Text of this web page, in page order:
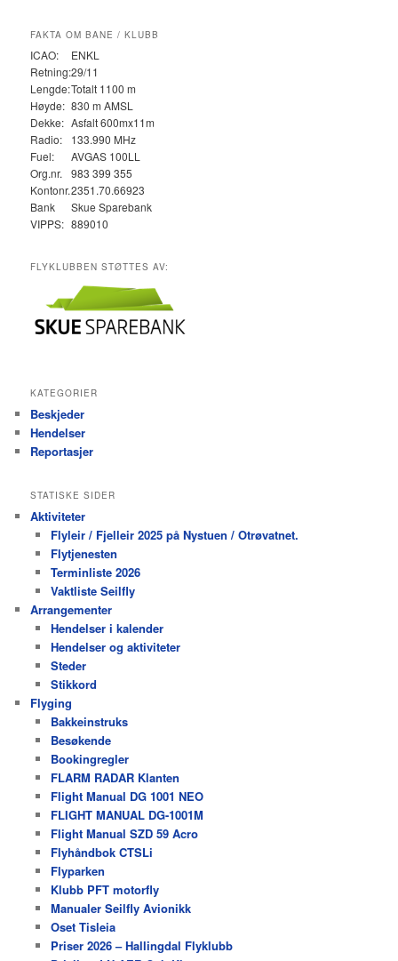
FAKTA OM BANE / KLUBB
ICAO:
ENKL
Retning:29/11
Lengde:Totalt 1100 m
Høyde: 830 m AMSL
Dekke: Asfalt 600mx11m
Radio:
133.990 MHz
Fuel:
AVGAS 100LL
Org.nr.
983 399 355
Kontonr.2351.70.66923
Bank
Skue Sparebank
VIPPS: 889010
FLYKLUBBEN STØTTES AV:
KATEGORIER
Beskjeder
Hendelser
Reportasjer
STATISKE SIDER
Aktiviteter
Flyleir / Fjelleir 2025 på Nystuen / Otrøvatnet.
Flytjenesten
Terminliste 2026
Vaktliste Seilfly
Arrangementer
Hendelser i kalender
Hendelser og aktiviteter
Steder
Stikkord
Flyging
Bakkeinstruks
Besøkende
Bookingregler
FLARM RADAR Klanten
Flight Manual DG 1001 NEO
FLIGHT MANUAL DG-1001M
Flight Manual SZD 59 Acro
Flyhåndbok CTSLi
Flyparken
Klubb PFT motorfly
Manualer Seilfly Avionikk
Oset Tisleia
Priser 2026 – Hallingdal Flyklubb